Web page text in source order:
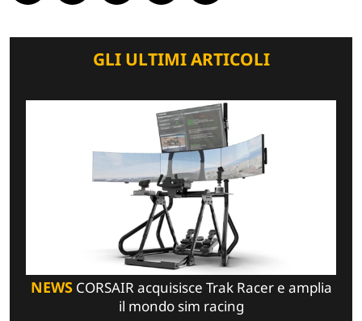
GLI ULTIMI ARTICOLI
NEWSCORSAIR acquisisce Trak Racer e amplia
il mondo sim racing